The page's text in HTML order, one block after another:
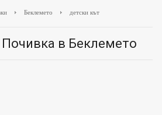
Беклемето детски кът
Почивка в Беклемето